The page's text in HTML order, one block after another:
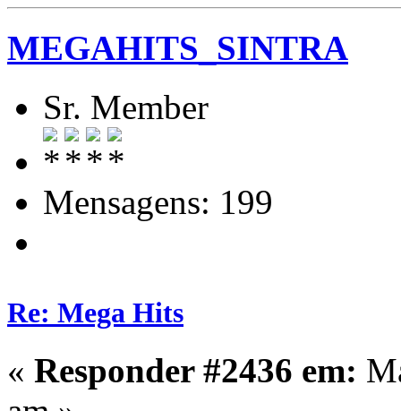
MEGAHITS_SINTRA
Sr. Member
Mensagens: 199
Re: Mega Hits
« Responder #2436 em: